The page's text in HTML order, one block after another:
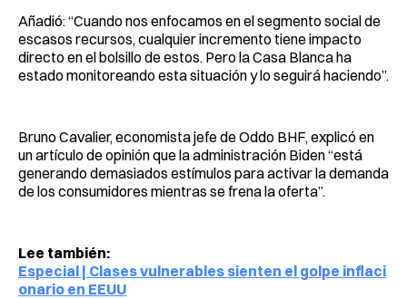
Añadió: “Cuando nos enfocamos en el segmento social de
escasos recursos, cualquier incremento tiene impacto
directo en el bolsillo de estos. Pero la Casa Blanca ha
estado monitoreando esta situación y lo seguirá haciendo”.
Bruno Cavalier, economista jefe de Oddo BHF, explicó en
un artículo de opinión que la administración Biden “está
generando demasiados estímulos para activar la demanda
de los consumidores mientras se frena la oferta”.
Lee también:
Especial | Clases vulnerables sienten el golpe inflaci
onario en EEUU